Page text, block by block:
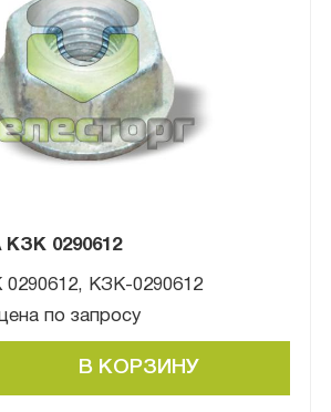
0290612
0290612, КЗК-0290612
по запросу